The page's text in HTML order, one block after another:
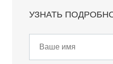
УЗНАТЬ